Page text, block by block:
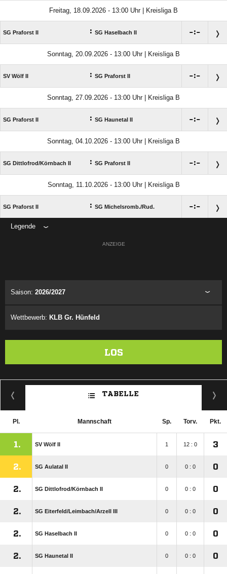
Freitag, 18.09.2026 - 13:00 Uhr | Kreisliga B
SG Praforst II : SG Haselbach II :
Sonntag, 20.09.2026 - 13:00 Uhr | Kreisliga B
SV Wölf II : SG Praforst II :
Sonntag, 27.09.2026 - 13:00 Uhr | Kreisliga B
SG Praforst II : SG Haunetal II :
Sonntag, 04.10.2026 - 13:00 Uhr | Kreisliga B
SG Dittlofrod/​Körnbach II : SG Praforst II :
Sonntag, 11.10.2026 - 13:00 Uhr | Kreisliga B
SG Praforst II : SG Michelsromb./​Rud. :
Legende
ANZEIGE
Saison: 2026/2027
Wettbewerb: KLB Gr. Hünfeld
LOS
TABELLE
Pl. Mannschaft Sp. Torv. Pkt.
1. SV Wölf II 1 12 : 0 3
2. SG Aulatal II 0 0 : 0 0
2. SG Dittlofrod/​Körnbach II 0 0 : 0 0
2. SG Eiterfeld/​Leimbach/​Arzell III 0 0 : 0 0
2. SG Haselbach II 0 0 : 0 0
2. SG Haunetal II 0 0 : 0 0